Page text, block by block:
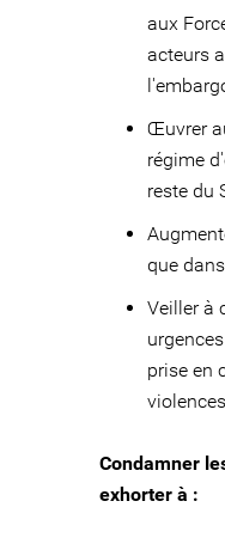
aux
acteurs
Œuvrer
régime
reste du
que
Veiller à
prise en
Condamner
exhorter à :